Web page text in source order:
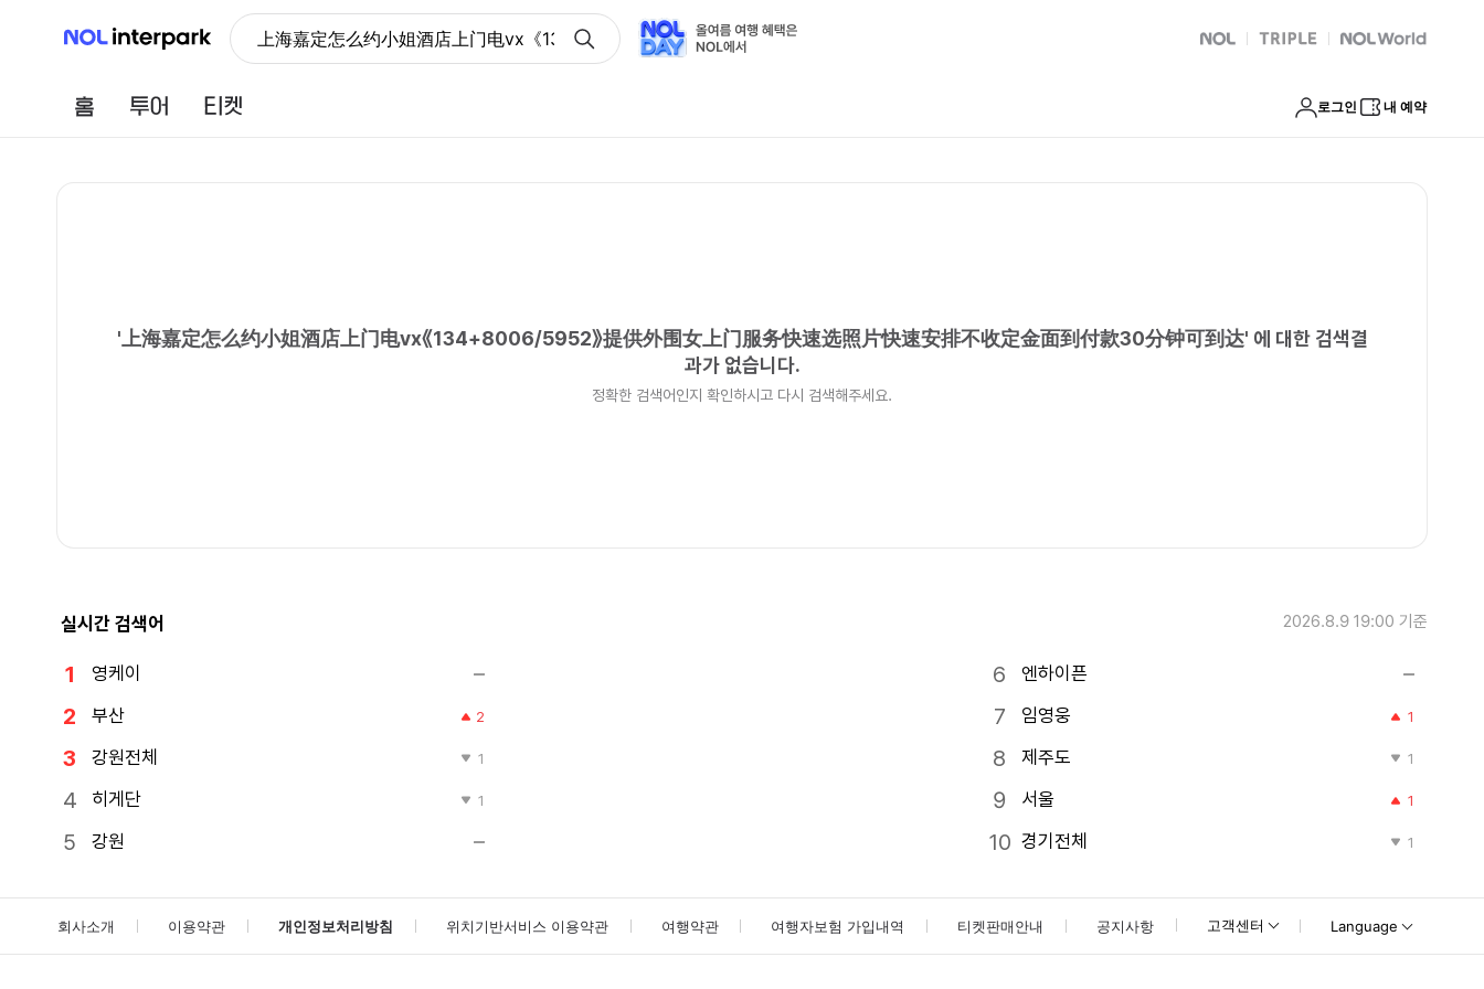
NOL 인터파크 上海嘉定怎么约小姐酒店上门电vx《134+8006/5952》提供外围女上门服务快速选照片快速安排不收定金面到付款30分钟可到达
NOL 트리플 Global Interpark
홈 투어 로그인 내 예약
' 上海嘉定怎么约小姐酒店上门电vx《134+8006/5952》提供外围女上门服务快速选照片快速安排不收定金面到付款30分钟可到达' 에 대한 검색결
과가 없습니다.
정확한 검색어인지 확인하시고 다시 검색해주세요.
실시간 검색어 2026.8.9 19:00 기준
영케이
부산
2
강원전체 1
히게단 1
강원
엔하이픈
임영웅
1
제주도 1
서울 1
경기전체 1
회사소개 이용약관 개인정보처리방침 위치기반서비스 이용약관 여행약관 여행자보험 가입내역 티켓판매안내 공지사항 고객센터 Language